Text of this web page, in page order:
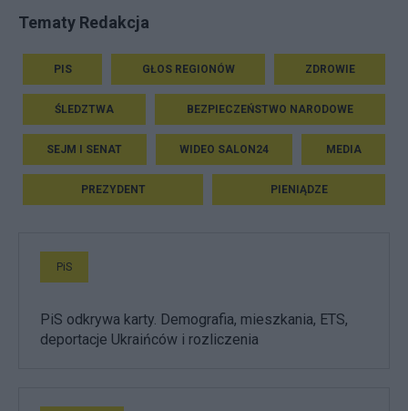
Tematy Redakcja
PIS GŁOS REGIONÓW ZDROWIE
ŚLEDZTWA BEZPIECZEŃSTWO NARODOWE
SEJM I SENAT WIDEO SALON24 MEDIA
PREZYDENT PIENIĄDZE
PiS
PiS odkrywa karty. Demografia, mieszkania, ETS,
deportacje Ukraińców i rozliczenia